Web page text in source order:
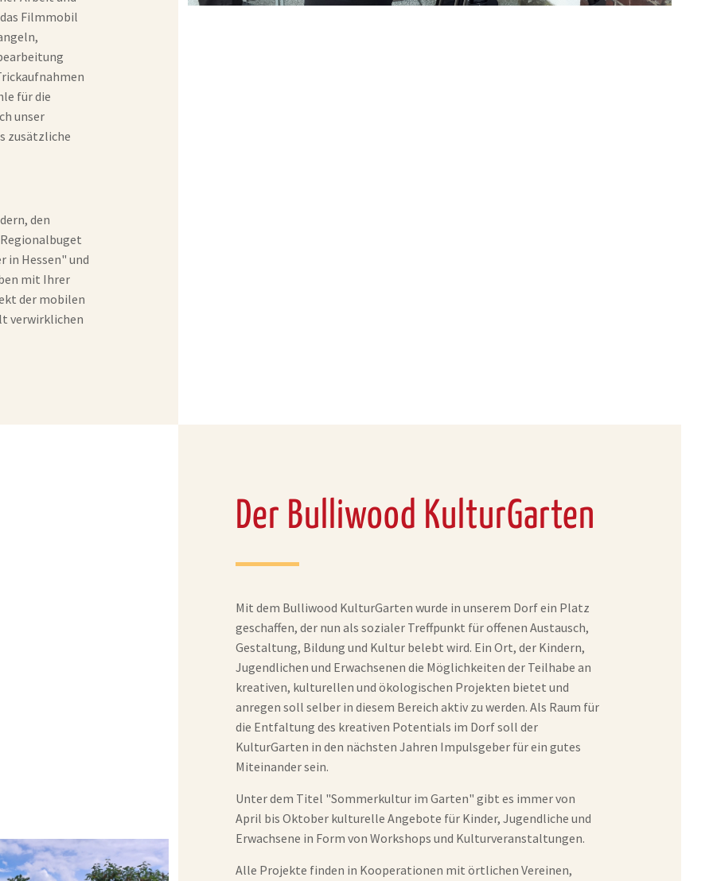
Filmmobil
für die
unser
zusätzliche
den
in Hessen" und
mit Ihrer
der mobilen
verwirklichen
Der Bulliwood KulturGarten
Mit dem Bulliwood KulturGarten wurde in unserem Dorf ein Platz
geschaffen, der nun als sozialer Treffpunkt für offenen Austausch,
Gestaltung, Bildung und Kultur belebt wird. Ein Ort, der Kindern,
Jugendlichen und Erwachsenen die Möglichkeiten der Teilhabe an
kreativen, kulturellen und ökologischen Projekten bietet und
anregen soll selber in diesem Bereich aktiv zu werden. Als Raum für
die Entfaltung des kreativen Potentials im Dorf soll der
KulturGarten in den nächsten Jahren Impulsgeber für ein gutes
Miteinander sein.
Unter dem Titel "Sommerkultur im Garten" gibt es immer von
April bis Oktober kulturelle Angebote für Kinder, Jugendliche und
Erwachsene in Form von Workshops und Kulturveranstaltungen.
Alle Projekte finden in Kooperationen mit örtlichen Vereinen,